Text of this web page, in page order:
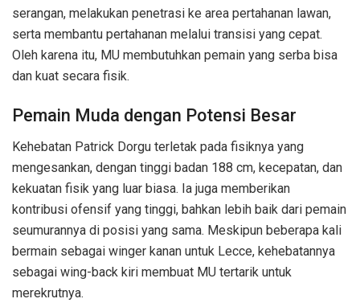
serangan, melakukan penetrasi ke area pertahanan lawan,
serta membantu pertahanan melalui transisi yang cepat.
Oleh karena itu, MU membutuhkan pemain yang serba bisa
dan kuat secara fisik.
Pemain Muda dengan Potensi Besar
Kehebatan Patrick Dorgu terletak pada fisiknya yang
mengesankan, dengan tinggi badan 188 cm, kecepatan, dan
kekuatan fisik yang luar biasa. Ia juga memberikan
kontribusi ofensif yang tinggi, bahkan lebih baik dari pemain
seumurannya di posisi yang sama. Meskipun beberapa kali
bermain sebagai winger kanan untuk Lecce, kehebatannya
sebagai wing-back kiri membuat MU tertarik untuk
merekrutnya.